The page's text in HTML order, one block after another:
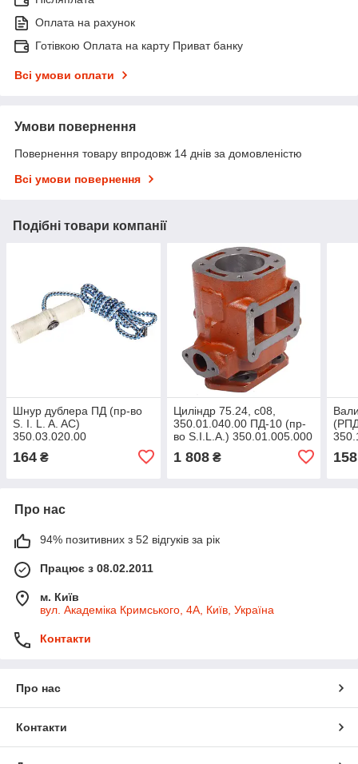
Оплата на рахунок
Готівкою Оплата на карту Приват банку
Всі умови оплати
Умови повернення
Повернення товару впродовж 14 днів за домовленістю
Всі умови повернення
Подібні товари компанії
Шнур дублера ПД (пр-во
S. I. L. A. AC)
350.03.020.00
164 ₴
Циліндр 75.24, с08,
350.01.040.00 ПД-10 (пр-
во S.I.L.A.) 350.01.005.000
1 808₴ 158
Про нас
94% позитивних з 52 відгуків за рік
Працює з 08.02.2011
м. Київ
вул. Академіка Кримського, 4А, Київ, Україна
Контакти
Про нас
Контакти